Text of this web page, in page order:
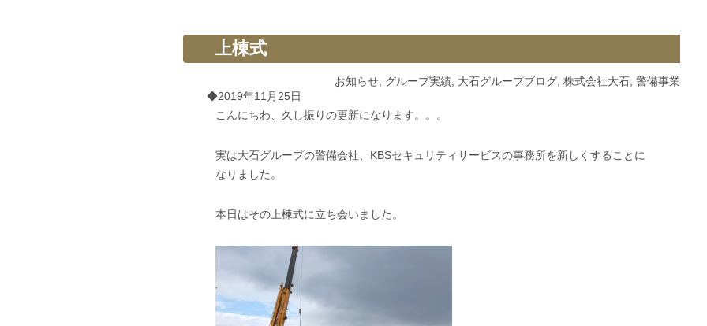
上棟式
お知らせ グループ実績 大石グループブログ 株式会社大石 警備事業
◆2019年11月25日
こんにちわ、久し振りの更新になります。。。
実は大石グループの警備会社、KBSセキュリティサービスの事務所を新しくすることに
なりました。
本日はその上棟式に立ち会いました。